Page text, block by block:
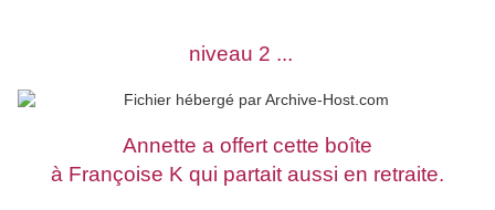
niveau 2 ...
Annette a offert cette boîte
à Françoise K qui partait aussi en retraite.